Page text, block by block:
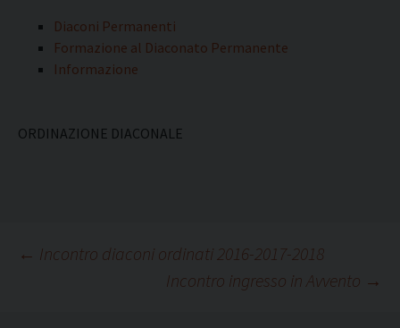
Diaconi Permanenti
Formazione al Diaconato Permanente
Informazione
ORDINAZIONE DIACONALE
Navigazione
← Incontro diaconi ordinati 2016-2017-2018
Incontro ingresso in Avvento →